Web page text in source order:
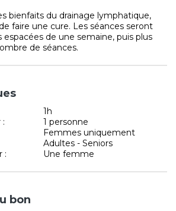
bienfaits du drainage lymphatique,
faire une cure. Les séances seront
de une semaine, puis plus
de séances.
1h
:
1 personne
Femmes uniquement
Adultes - Seniors
:
Une femme
bon